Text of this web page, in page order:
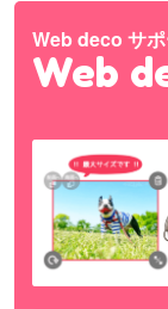
Web deco サポ
Web